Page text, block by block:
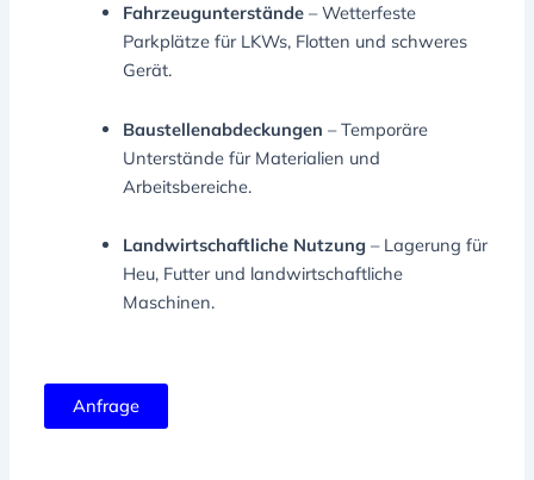
Fahrzeugunterstände – Wetterfeste
Parkplätze für LKWs, Flotten und schweres
Gerät.
Baustellenabdeckungen – Temporäre
Unterstände für Materialien und
Arbeitsbereiche.
Landwirtschaftliche Nutzung – Lagerung für
Heu, Futter und landwirtschaftliche
Maschinen.
Anfrage